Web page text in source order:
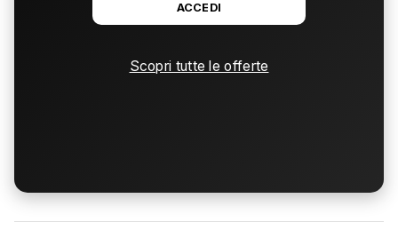
ACCEDI
Scopri tutte le offerte